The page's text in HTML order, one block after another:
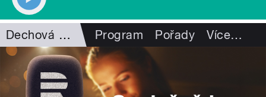
Dechová hudba Program Pořady Více…